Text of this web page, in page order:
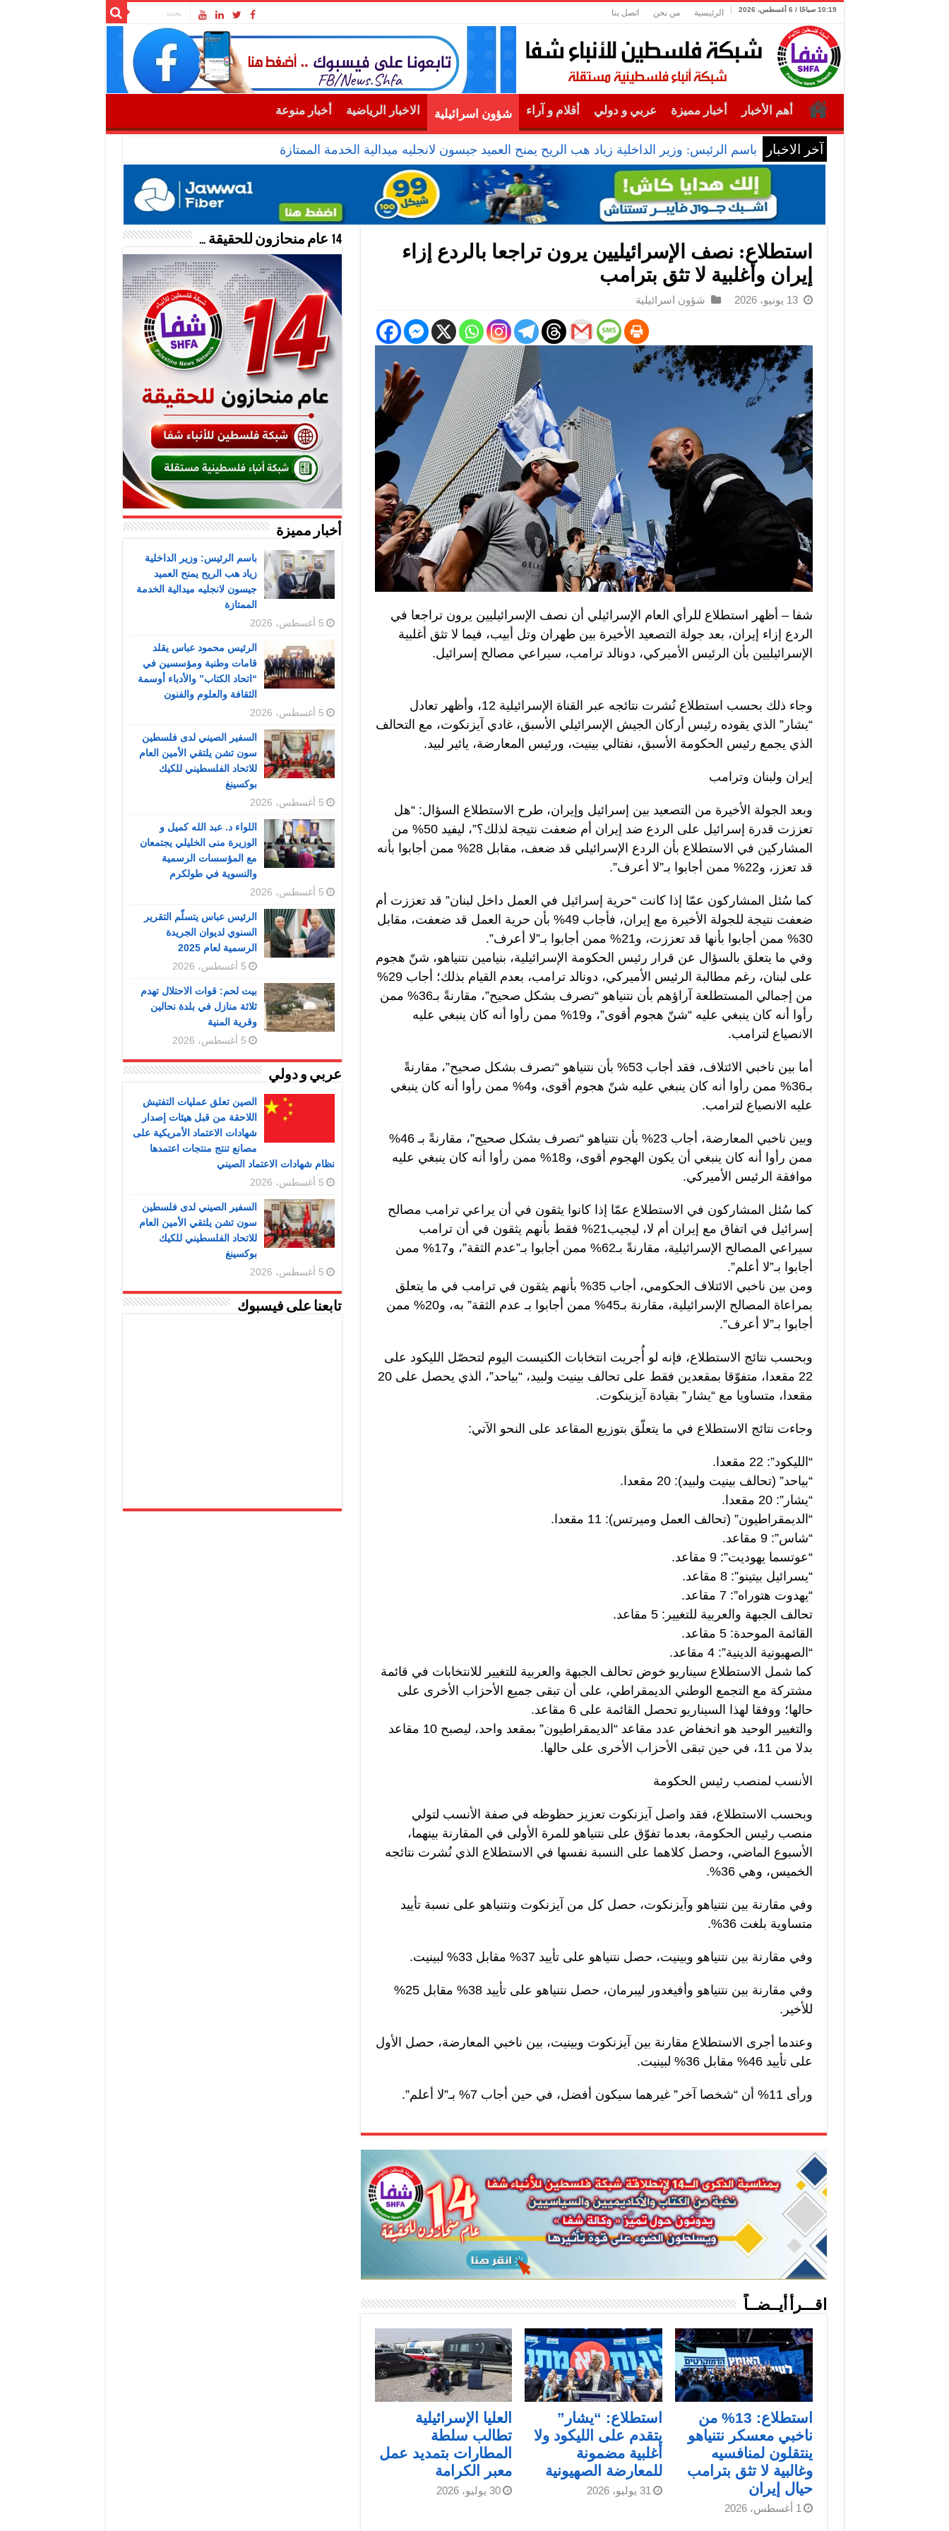
10:19 صباحًا / 6 أغسطس، 2026 الرئيسية من نحن اتصل بنا
أهم الأخبار أخبار مميزة عربي و دولي أقلام و آراء شؤون اسرائيلية الاخبار الرياضية أخبار منوعة
آخر الاخبار باسم الرئيس: وزير الداخلية زياد هب الريح يمنح العميد جيسون لانجليه ميدالية الخدمة الممتازة
استطلاع: نصف الإسرائيليين يرون تراجعا بالردع إزاء
إيران وأغلبية لا تثق بترامب
13 يونيو، 2026 شؤون اسرائيلية
شفا – أظهر استطلاع للرأي العام الإسرائيلي أن نصف الإسرائيليين يرون تراجعا في
الردع إزاء إيران، بعد جولة التصعيد الأخيرة بين طهران وتل أبيب، فيما لا تثق أغلبية
الإسرائيليين بأن الرئيس الأميركي، دونالد ترامب، سيراعي مصالح إسرائيل.
وجاء ذلك بحسب استطلاع نُشرت نتائجه عبر القناة الإسرائيلية 12، وأظهر تعادل
“يشار” الذي يقوده رئيس أركان الجيش الإسرائيلي الأسبق، غادي آيزنكوت، مع التحالف
الذي يجمع رئيس الحكومة الأسبق، نفتالي بينيت، ورئيس المعارضة، يائير لبيد.
إيران ولبنان وترامب
وبعد الجولة الأخيرة من التصعيد بين إسرائيل وإيران، طرح الاستطلاع السؤال: “هل
تعززت قدرة إسرائيل على الردع ضد إيران أم ضعفت نتيجة لذلك؟”، ليفيد 50% من
المشاركين في الاستطلاع بأن الردع الإسرائيلي قد ضعف، مقابل 28% ممن أجابوا بأنه
قد تعزز، و22% ممن أجابوا بـ”لا أعرف”.
كما سُئل المشاركون عمّا إذا كانت “حرية إسرائيل في العمل داخل لبنان” قد تعززت أم
ضعفت نتيجة للجولة الأخيرة مع إيران، فأجاب 49% بأن حرية العمل قد ضعفت، مقابل
30% ممن أجابوا بأنها قد تعززت، و21% ممن أجابوا بـ”لا أعرف”.
وفي ما يتعلق بالسؤال عن قرار رئيس الحكومة الإسرائيلية، بنيامين نتنياهو، شنّ هجوم
على لبنان، رغم مطالبة الرئيس الأميركي، دونالد ترامب، بعدم القيام بذلك؛ أجاب 29%
من إجمالي المستطلعة آراؤهم بأن نتنياهو “تصرف بشكل صحيح”، مقارنةً بـ36% ممن
رأوا أنه كان ينبغي عليه “شنّ هجوم أقوى”، و19% ممن رأوا أنه كان ينبغي عليه
الانصياع لترامب.
أما بين ناخبي الائتلاف، فقد أجاب 53% بأن نتنياهو “تصرف بشكل صحيح”، مقارنةً
بـ36% ممن رأوا أنه كان ينبغي عليه شنّ هجوم أقوى، و4% ممن رأوا أنه كان ينبغي
عليه الانصياع لترامب.
وبين ناخبي المعارضة، أجاب 23% بأن نتنياهو “تصرف بشكل صحيح”، مقارنةً بـ 46%
ممن رأوا أنه كان ينبغي أن يكون الهجوم أقوى، و18% ممن رأوا أنه كان ينبغي عليه
موافقة الرئيس الأميركي.
كما سُئل المشاركون في الاستطلاع عمّا إذا كانوا يثقون في أن يراعي ترامب مصالح
إسرائيل في اتفاق مع إيران أم لا، ليجيب21% فقط بأنهم يثقون في أن ترامب
سيراعي المصالح الإسرائيلية، مقارنةً بـ62% ممن أجابوا بـ”عدم الثقة”، و17% ممن
أجابوا بـ”لا أعلم”.
ومن بين ناخبي الائتلاف الحكومي، أجاب 35% بأنهم يثقون في ترامب في ما يتعلق
بمراعاة المصالح الإسرائيلية، مقارنة بـ45% ممن أجابوا بـ عدم الثقة” به، و20% ممن
أجابوا بـ”لا أعرف”.
وبحسب نتائج الاستطلاع، فإنه لو أُجريت انتخابات الكنيست اليوم لتحصّل الليكود على
22 مقعدا، متفوّقا بمقعدين فقط على تحالف بينيت ولبيد، “بياحد”، الذي يحصل على 20
مقعدا، متساويا مع “يشار” بقيادة آيزينكوت.
وجاءت نتائج الاستطلاع في ما يتعلّق بتوزيع المقاعد على النحو الآتي:
“الليكود”: 22 مقعدا.
“بياحد” (تحالف بينيت ولبيد): 20 مقعدا.
“يشار”: 20 مقعدا.
“الديمقراطيون” (تحالف العمل وميرتس): 11 مقعدا.
“شاس”: 9 مقاعد.
“عوتسما يهوديت”: 9 مقاعد.
“يسرائيل بيتينو”: 8 مقاعد.
“يهدوت هتوراه”: 7 مقاعد.
تحالف الجبهة والعربية للتغيير: 5 مقاعد.
القائمة الموحدة: 5 مقاعد.
“الصهيونية الدينية”: 4 مقاعد.
كما شمل الاستطلاع سيناريو خوض تحالف الجبهة والعربية للتغيير للانتخابات في قائمة
مشتركة مع التجمع الوطني الديمقراطي، على أن تبقى جميع الأحزاب الأخرى على
حالها؛ ووفقا لهذا السيناريو تحصل القائمة على 6 مقاعد.
والتغيير الوحيد هو انخفاض عدد مقاعد “الديمقراطيون” بمقعد واحد، ليصبح 10 مقاعد
بدلا من 11، في حين تبقى الأحزاب الأخرى على حالها.
الأنسب لمنصب رئيس الحكومة
وبحسب الاستطلاع، فقد واصل آيزنكوت تعزيز حظوظه في صفة الأنسب لتولي
منصب رئيس الحكومة، بعدما تفوّق على نتنياهو للمرة الأولى في المقارنة بينهما،
الأسبوع الماضي، وحصل كلاهما على النسبة نفسها في الاستطلاع الذي نُشرت نتائجه
الخميس، وهي 36%.
وفي مقارنة بين نتنياهو وآيزنكوت، حصل كل من آيزنكوت ونتنياهو على نسبة تأييد
متساوية بلغت 36%.
وفي مقارنة بين نتنياهو وبينيت، حصل نتنياهو على تأييد 37% مقابل 33% لبينيت.
وفي مقارنة بين نتنياهو وأفيغدور ليبرمان، حصل نتنياهو على تأييد 38% مقابل 25%
للأخير.
وعندما أجرى الاستطلاع مقارنة بين آيزنكوت وبينيت، بين ناخبي المعارضة، حصل الأول
على تأييد 46% مقابل 36% لبينيت.
ورأى 11% أن “شخصا آخر” غيرهما سيكون أفضل، في حين أجاب 7% بـ”لا أعلم”.
اقـــرأ أيــضــاً
استطلاع: 13% من
ناخبي معسكر نتنياهو
ينتقلون لمنافسيه
وغالبية لا تثق بترامب
حيال إيران
1 أغسطس، 2026
استطلاع: “يشار”
يتقدم على الليكود ولا
أغلبية مضمونة
للمعارضة الصهيونية
31 يوليو، 2026
العليا الإسرائيلية
تطالب سلطة
المطارات بتمديد عمل
معبر الكرامة
30 يوليو، 2026
14 عام منحازون للحقيقة …
أخبار مميزة
باسم الرئيس: وزير الداخلية
زياد هب الريح يمنح العميد
جيسون لانجليه ميدالية الخدمة
الممتازة
5 أغسطس، 2026
الرئيس محمود عباس يقلد
قامات وطنية ومؤسسين في
“اتحاد الكتاب” والأدباء أوسمة
الثقافة والعلوم والفنون
5 أغسطس، 2026
السفير الصيني لدى فلسطين
سون تشن يلتقي الأمين العام
للاتحاد الفلسطيني للكيك
بوكسينغ
5 أغسطس، 2026
اللواء د. عبد الله كميل و
الوزيرة منى الخليلي يجتمعان
مع المؤسسات الرسمية
والنسوية في طولكرم
5 أغسطس، 2026
الرئيس عباس يتسلّم التقرير
السنوي لديوان الجريدة
الرسمية لعام 2025
5 أغسطس، 2026
بيت لحم: قوات الاحتلال تهدم
ثلاثة منازل في بلدة نحالين
وقرية المنية
5 أغسطس، 2026
عربي و دولي
الصين تعلق عمليات التفتيش
اللاحقة من قبل هيئات إصدار
شهادات الاعتماد الأمريكية على
مصانع تنتج منتجات اعتمدها
نظام شهادات الاعتماد الصيني
5 أغسطس، 2026
السفير الصيني لدى فلسطين
سون تشن يلتقي الأمين العام
للاتحاد الفلسطيني للكيك
بوكسينغ
5 أغسطس، 2026
تابعنا على فيسبوك